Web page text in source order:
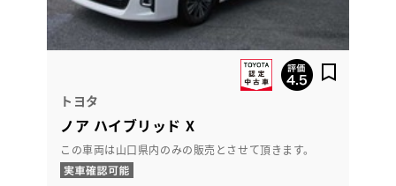
トヨタ
ノア ハイブリッド X
この車両は山口県内のみの販売とさせて頂きます。